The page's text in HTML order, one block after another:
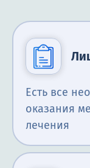
Есть все
оказания
лечения